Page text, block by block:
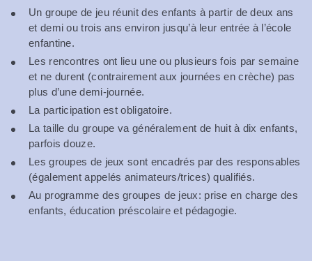
Un groupe de jeu réunit des enfants à partir de deux ans
et demi ou trois ans environ jusqu’à leur entrée à l’école
enfantine.
Les rencontres ont lieu une ou plusieurs fois par semaine
et ne durent (contrairement aux journées en crèche) pas
plus d’une demi-journée.
La participation est obligatoire.
La taille du groupe va généralement de huit à dix enfants,
parfois douze.
Les groupes de jeux sont encadrés par des responsables
(également appelés animateurs/trices) qualifiés.
Au programme des groupes de jeux: prise en charge des
enfants, éducation préscolaire et pédagogie.